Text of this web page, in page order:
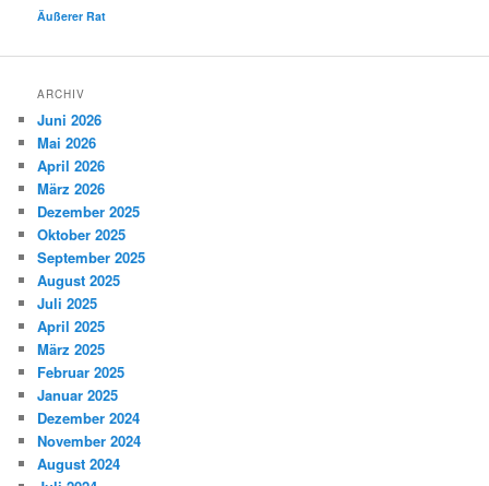
Äußerer Rat
ARCHIV
Juni 2026
Mai 2026
April 2026
März 2026
Dezember 2025
Oktober 2025
September 2025
August 2025
Juli 2025
April 2025
März 2025
Februar 2025
Januar 2025
Dezember 2024
November 2024
August 2024